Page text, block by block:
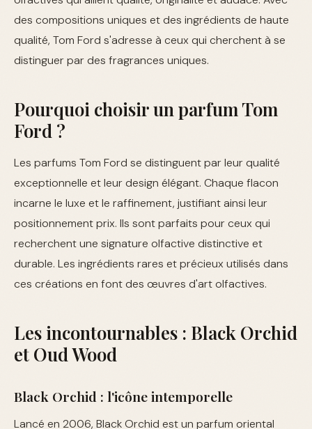
des compositions uniques et des ingrédients de haute
qualité, Tom Ford s'adresse à ceux qui cherchent à se
distinguer par des fragrances uniques.
Pourquoi choisir un parfum Tom
Ford ?
Les parfums Tom Ford se distinguent par leur qualité
exceptionnelle et leur design élégant. Chaque flacon
incarne le luxe et le raffinement, justifiant ainsi leur
positionnement prix. Ils sont parfaits pour ceux qui
recherchent une signature olfactive distinctive et
durable. Les ingrédients rares et précieux utilisés dans
ces créations en font des œuvres d'art olfactives.
Les incontournables : Black Orchid
et Oud Wood
Black Orchid : l'icône intemporelle
Lancé en 2006, Black Orchid est un parfum oriental